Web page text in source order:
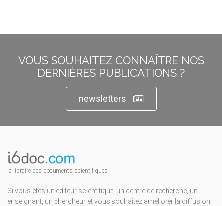
VOUS SOUHAITEZ CONNAÎTRE NOS
DERNIÈRES PUBLICATIONS ?
newsletters
la libraire des documents scientifiques
Si vous êtes un éditeur scientifique, un centre de recherche, un
enseignant, un chercheur et vous souhaitez améliorer la diffusion